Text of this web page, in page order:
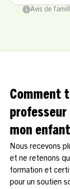
Avis de
Comment
mon
Nous recevons
et ne retenons
formation et
pour un soutien